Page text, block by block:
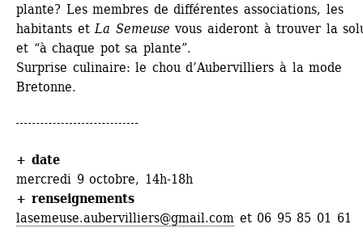
plante? Les membres de différentes associations, les
habitants et La Semeuse vous aideront à trouver la
et “à chaque pot sa plante”.
Surprise culinaire: le chou d’Aubervilliers à la mode
Bretonne.
+ date
mercredi 9 octobre, 14h-18h
+ renseignements
lasemeuse.aubervilliers@gmail.com et 06 95 85 01 61